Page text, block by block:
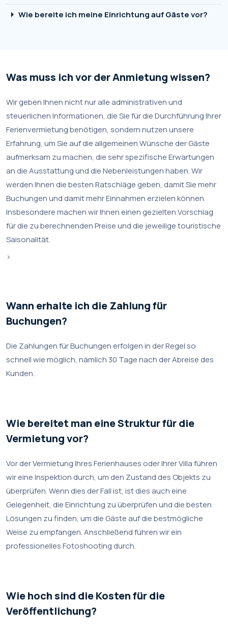
arrow_right Wie bereite ich meine Einrichtung auf Gäste vor?
Was muss ich vor der Anmietung wissen?
Wir geben Ihnen nicht nur alle administrativen und
steuerlichen Informationen, die Sie für die Durchführung Ihrer
Ferienvermietung benötigen, sondern nutzen unsere
Erfahrung, um Sie auf die allgemeinen Wünsche der Gäste
aufmerksam zu machen, die sehr spezifische Erwartungen
an die Ausstattung und die Nebenleistungen haben. Wir
werden Ihnen die besten Ratschläge geben, damit Sie mehr
Buchungen und damit mehr Einnahmen erzielen können.
Insbesondere machen wir Ihnen einen gezielten Vorschlag
für die zu berechnenden Preise und die jeweilige touristische
Saisonalität.
>
Wann erhalte ich die Zahlung für
Buchungen?
Die Zahlungen für Buchungen erfolgen in der Regel so
schnell wie möglich, nämlich 30 Tage nach der Abreise des
Kunden.
Wie bereitet man eine Struktur für die
Vermietung vor?
Vor der Vermietung Ihres Ferienhauses oder Ihrer Villa führen
wir eine Inspektion durch, um den Zustand des Objekts zu
überprüfen. Wenn dies der Fall ist, ist dies auch eine
Gelegenheit, die Einrichtung zu überprüfen und die besten
Lösungen zu finden, um die Gäste auf die bestmögliche
Weise zu empfangen. Anschließend führen wir ein
professionelles Fotoshooting durch.
Wie hoch sind die Kosten für die
Veröffentlichung?